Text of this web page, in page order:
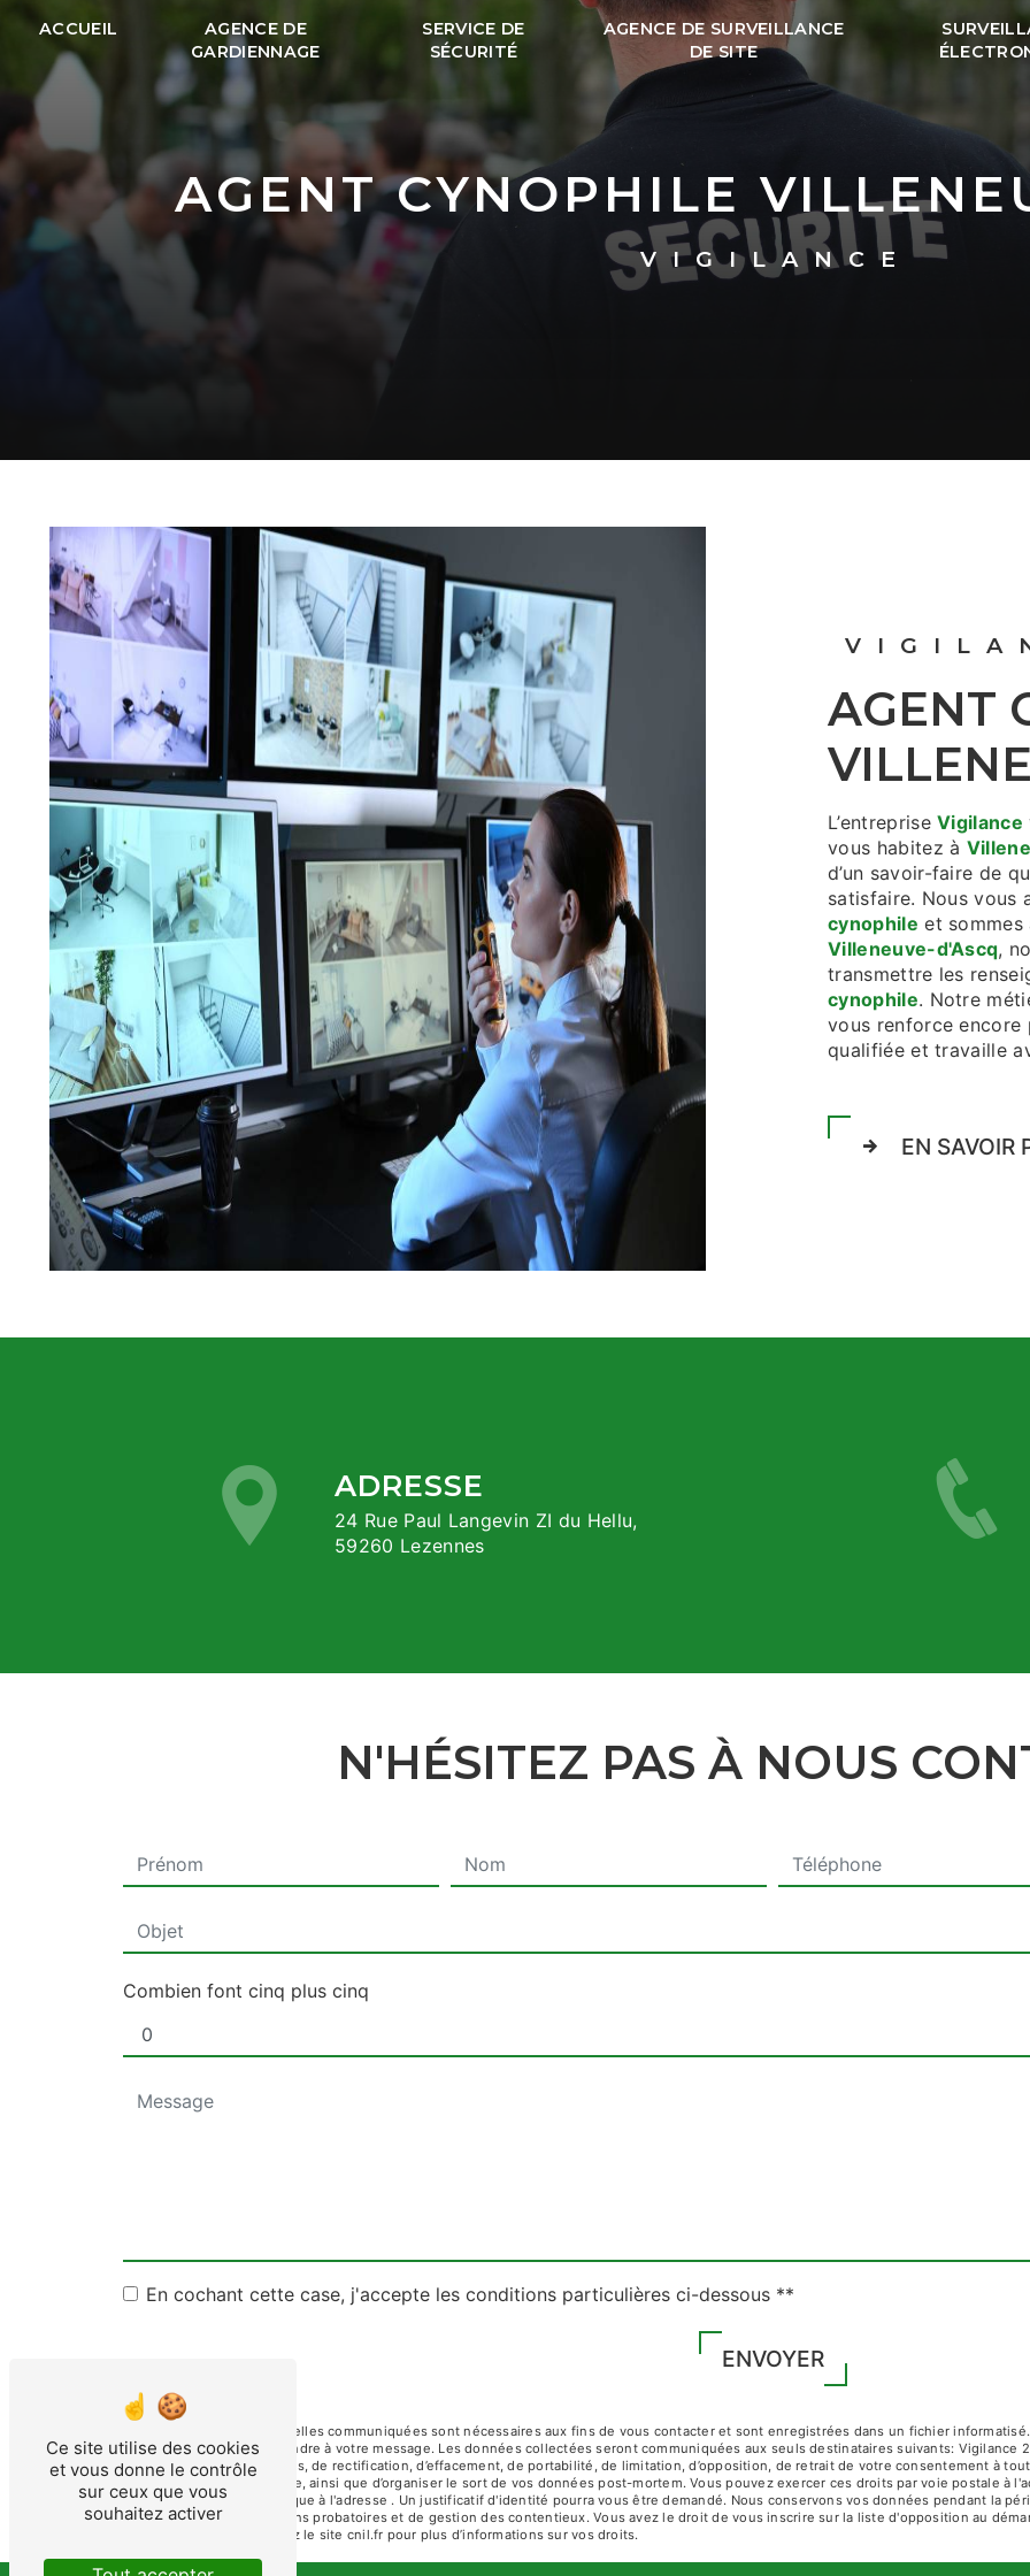
ACCUEIL
AGENCE DE
GARDIENNAGE
SERVICE DE
SÉCURITÉ
AGENCE DE SURVEILLANCE
DE SITE
AGENT CYNOPHILE
VIGILANCE
AGENT CYNOPHILE À
L’entrepriseVigilance
vous habitez à
d’un savoir-faire de
satisfaire. Nous vous
cynophile et sommes
Villeneuve-d'Ascq,
transmettre les
cynophile. Notre
vous renforce encore
qualifiée et travaille
EN SAVOIR
ADRESSE
24 Rue Paul Langevin ZI du Hellu,
59260 Lezennes
N'HÉSITEZ PAS À NOUS
Combien font cinq plus cinq
En cochant cette case, j'accepte les conditions particulières ci-dessous **
ENVOYER
** Les données personnelles communiquées sont nécessaires aux fins de vous contacter et sont enregistrées dans un fichier
dans le seul but de répondre à votre message. Les données collectées seront communiquées aux seuls destinataires suivants: Vigilance
disposez de droits d’accès, de rectification, d’effacement, de portabilité, de limitation, d’opposition, de retrait de votre consentement à
d’une autorité de contrôle, ainsi que d’organiser le sort de vos données post-mortem. Vous pouvez exercer ces droits par voie postale à
ou par courrier électronique à l'adresse . Un justificatif d'identité pourra vous être demandé. Nous conservons vos données pendant la
prescription légale aux fins probatoires et de gestion des contentieux. Vous avez le droit de vous inscrire sur la liste d'opposition au
. Consultez le site cnil.fr pour plus d’informations sur vos droits.
Ce site utilise des cookies
et vous donne le contrôle
sur ceux que vous
souhaitez activer